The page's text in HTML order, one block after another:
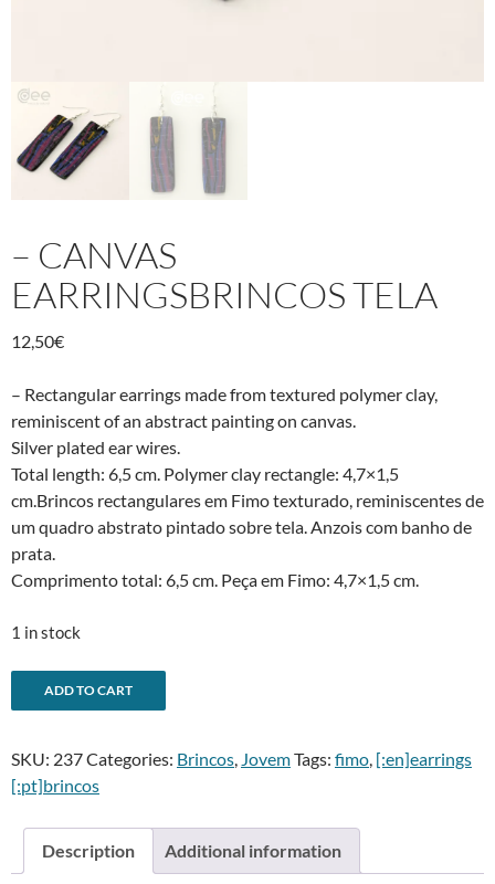
– CANVAS
EARRINGSBRINCOS TELA
12,50€
– Rectangular earrings made from textured polymer clay,
reminiscent of an abstract painting on canvas.
Silver plated ear wires.
Total length: 6,5 cm. Polymer clay rectangle: 4,7×1,5
cm.Brincos rectangulares em Fimo texturado, reminiscentes de
um quadro abstrato pintado sobre tela. Anzois com banho de
prata.
Comprimento total: 6,5 cm. Peça em Fimo: 4,7×1,5 cm.
1 in stock
Canvas
tela
quantity
ADD TO CART
e
a
t
SKU: 237Categories: Brincos, JovemTags: fimo, [:en]earrings
[:pt]brincos
Description Additional information